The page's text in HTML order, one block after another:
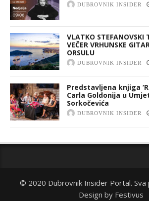
DUBROVNIK INSIDER
VLATKO STEFANOVSKI
VEČER VRHUNSKE
ORSULU
DUBROVNIK INSIDER
Predstavljena knjiga
Carla Goldonija u
Sorkočevića
DUBROVNIK INSIDER
© 2020 Dubrovnik Insider Portal. Sva
Design by Festivus